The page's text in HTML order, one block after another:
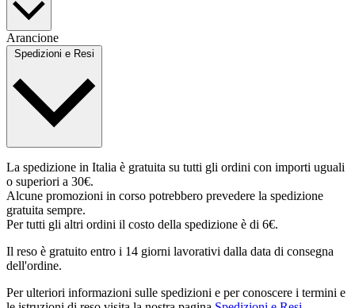
Arancione
Spedizioni e Resi
La spedizione in Italia è gratuita su tutti gli ordini con importi uguali
o superiori a 30€.
Alcune promozioni in corso potrebbero prevedere la spedizione
gratuita sempre.
Per tutti gli altri ordini il costo della spedizione è di 6€.
Il reso è gratuito entro i 14 giorni lavorativi dalla data di consegna
dell'ordine.
Per ulteriori informazioni sulle spedizioni e per conoscere i termini e